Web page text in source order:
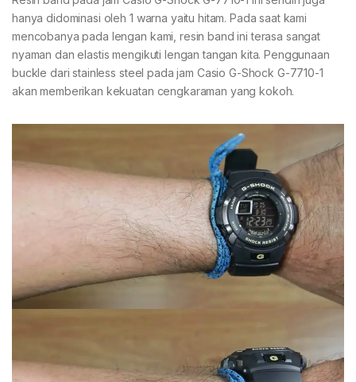
hanya didominasi oleh 1 warna yaitu hitam. Pada saat kami
mencobanya pada lengan kami, resin band ini terasa sangat
nyaman dan elastis mengikuti lengan tangan kita. Penggunaan
buckle dari stainless steel pada jam Casio G-Shock G-7710-1
akan memberikan kekuatan cengkaraman yang kokoh.